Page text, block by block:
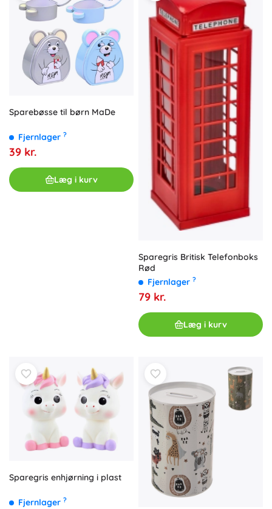
Sparebøsse til børn MaDe
Fjernlager ?
39 kr.
Læg i kurv
Sparegris Britisk Telefonboks
Rød
Fjernlager ?
79 kr.
Læg i kurv
Sparegris enhjørning i plast
Fjernlager ?